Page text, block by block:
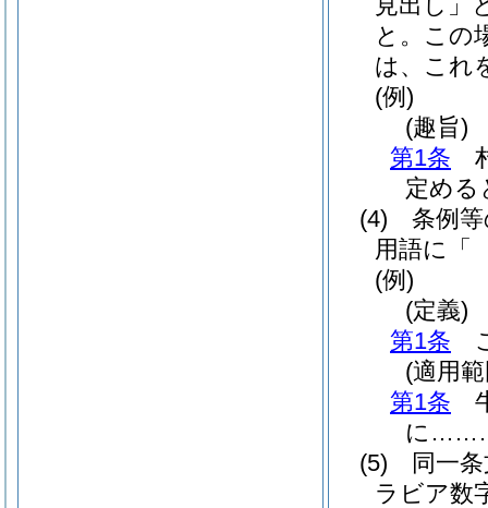
と。 この
は、これ
(例)
(趣旨)
第1条
定める
(4)
条例
用語に「
(例)
(定義)
第1条
(適用
第1条
に
(5)
同一
ラビア数